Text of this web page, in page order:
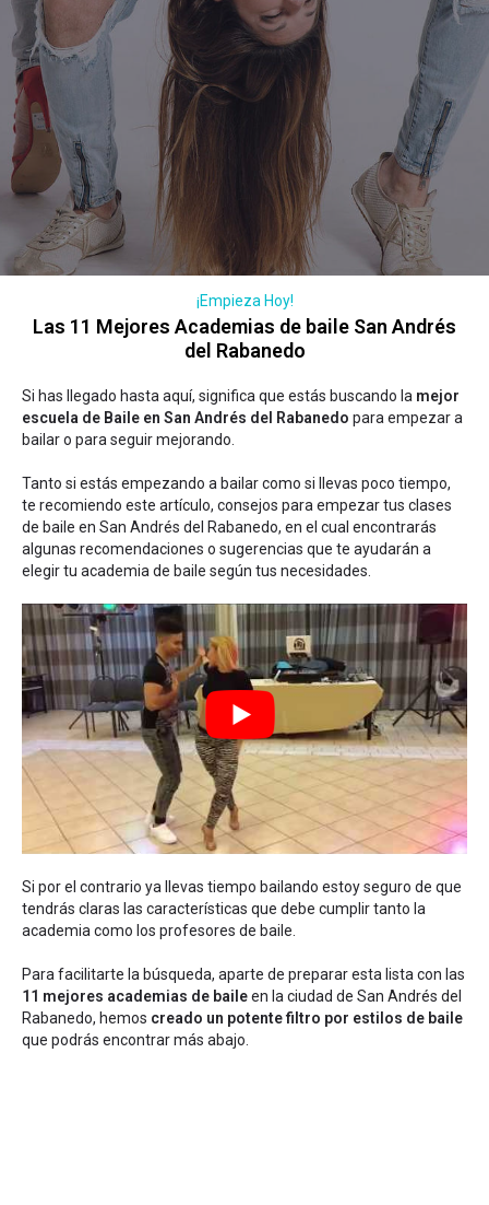
¡Empieza Hoy!
Las 11 Mejores Academias de baile San Andrés
del Rabanedo
Si has llegado hasta aquí, significa que estás buscando la mejor
escuela de Baile en San Andrés del Rabanedo para empezar a
bailar o para seguir mejorando.
Tanto si estás empezando a bailar como si llevas poco tiempo,
te recomiendo este artículo, consejos para empezar tus clases
de baile en San Andrés del Rabanedo, en el cual encontrarás
algunas recomendaciones o sugerencias que te ayudarán a
elegir tu academia de baile según tus necesidades.
Si por el contrario ya llevas tiempo bailando estoy seguro de que
tendrás claras las características que debe cumplir tanto la
academia como los profesores de baile.
Para facilitarte la búsqueda, aparte de preparar esta lista con las
11 mejores academias de baileen la ciudad de San Andrés del
Rabanedo, hemos creado un potente filtro por estilos de baile
que podrás encontrar más abajo.